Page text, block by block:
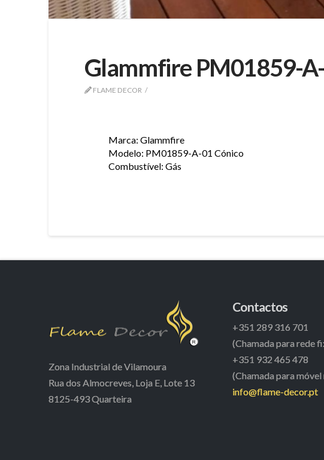
Glammfire PM01859-
FLAME DECOR
Marca: Glammfire
Modelo: PM01859-A-01 Cónico
Combustível: Gás
Zona Industrial de Vilamoura
Rua dos Almocreves, Loja E, Lote 13
8125-493 Quarteira
Contactos
+351 289 316 701
(Chamada para rede
+351 932 465 478
(Chamada para móvel
info@flame-decor.pt